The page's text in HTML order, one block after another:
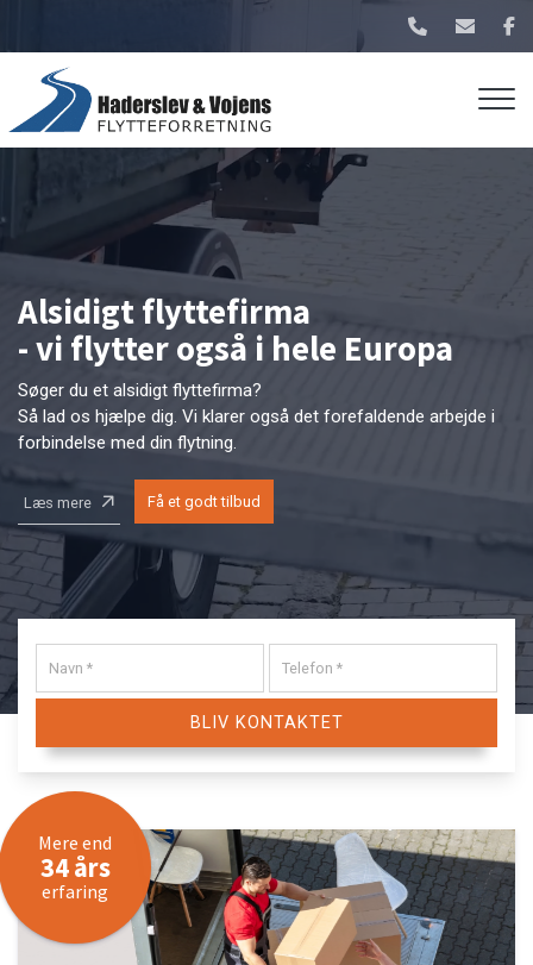
hovedindhold
Alsidigt flyttefirma
- vi flytter også i hele Europa
Søger du et alsidigt flyttefirma?
Så lad os hjælpe dig. Vi klarer også det forefaldende arbejde i
forbindelse med din flytning.
Læs mere Få et godt tilbud
Mere end
34års
erfaring